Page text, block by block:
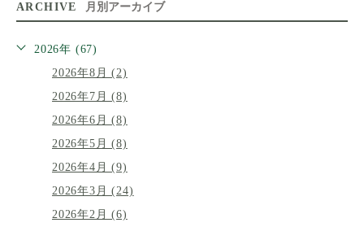
ARCHIVE 月別アーカイブ
2026年 (67)
2026年8月 (2)
2026年7月 (8)
2026年6月 (8)
2026年5月 (8)
2026年4月 (9)
2026年3月 (24)
2026年2月 (6)